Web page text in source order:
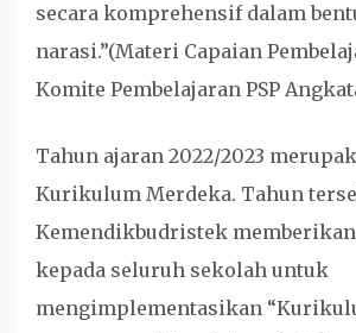
secara komprehensif dalam
narasi.”(Materi Capaian
Komite Pembelajaran PSP
Tahun ajaran 2022/2023
Kurikulum Merdeka. Tahun
Kemendikbudristek
kepada seluruh sekolah untuk
mengimplementasikan